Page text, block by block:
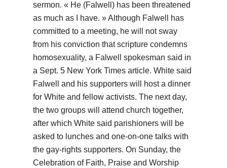
sermon. « He (Falwell) has been threatened
as much as I have. » Although Falwell has
committed to a meeting, he will not sway
from his conviction that scripture condemns
homosexuality, a Falwell spokesman said in
a Sept. 5 New York Times article. White said
Falwell and his supporters will host a dinner
for White and fellow activists. The next day,
the two groups will attend church together,
after which White said parishioners will be
asked to lunches and one-on-one talks with
the gay-rights supporters. On Sunday, the
Celebration of Faith, Praise and Worship